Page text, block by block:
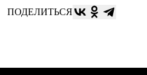
ПОДЕЛИТЬСЯ